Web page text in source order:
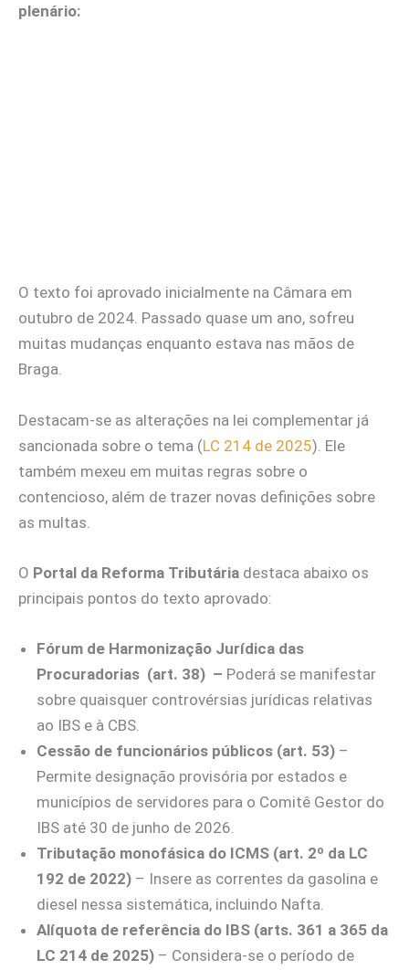
plenário:
O texto foi aprovado inicialmente na Câmara em
outubro de 2024. Passado quase um ano, sofreu
muitas mudanças enquanto estava nas mãos de
Braga.
Destacam-se as alterações na lei complementar já
sancionada sobre o tema (LC 214 de 2025). Ele
também mexeu em muitas regras sobre o
contencioso, além de trazer novas definições sobre
as multas.
O Portal da Reforma Tributária destaca abaixo os
principais pontos do texto aprovado:
Fórum de Harmonização Jurídica das
Procuradorias (art. 38) – Poderá se manifestar
sobre quaisquer controvérsias jurídicas relativas
ao IBS e à CBS.
Cessão de funcionários públicos (art. 53) –
Permite designação provisória por estados e
municípios de servidores para o Comitê Gestor do
IBS até 30 de junho de 2026.
Tributação monofásica do ICMS (art. 2º da LC
192 de 2022) – Insere as correntes da gasolina e
diesel nessa sistemática, incluindo Nafta.
Alíquota de referência do IBS (arts. 361 a 365 da
LC 214 de 2025) – Considera-se o período de